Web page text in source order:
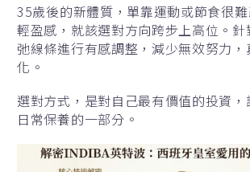
35歲後的新體質，單靠運動或節食很
輕盈感，就該選對方向跨步上高位。
弛線條進行有感調整，減少無效努力
化。
選對方式，是對自己最有價值的投資
日常保養的一部分。